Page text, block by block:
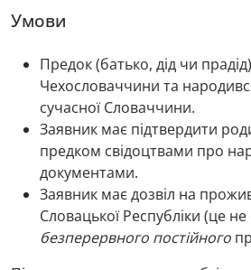
Умови
Предок (батько, дід чи
Чехословаччини та
сучасної Словаччини.
Заявник має підтвердити
предком свідоцтвами про
документами.
Заявник має дозвіл на
Словацької Республіки (це
безперервного постійного